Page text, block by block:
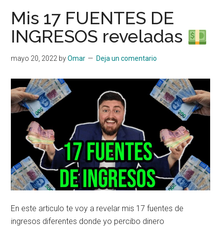
Mis 17 FUENTES DE
INGRESOS reveladas
mayo 20, 2022 byOmar Deja un comentario
En este articulo te voy a revelar mis 17 fuentes de
ingresos diferentes donde yo percibo dinero